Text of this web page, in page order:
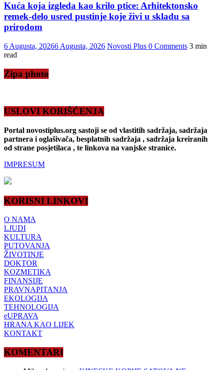
Kuća koja izgleda kao krilo ptice: Arhitektonsko
remek-delo usred pustinje koje živi u skladu sa
prirodom
6 Augusta, 20266 Augusta, 2026 Novosti Plus 0 Comments 3 min
read
Zipa photo
USLOVI KORIŠĆENJA
Portal novostiplus.org sastoji se od vlastitih sadržaja, sadržaja
partnera i oglašivača, besplatnih sadržaja , sadržaja kreiranih
od strane posjetilaca , te linkova na vanjske stranice.
IMPRESUM
KORISNI LINKOVI
O NAMA
LJUDI
KULTURA
PUTOVANJA
ŽIVOTINJE
DOKTOR
KOZMETIKA
FINANSIJE
PRAVNAPITANJA
EKOLOGIJA
TEHNOLOGIJA
eUPRAVA
HRANA KAO LIJEK
KONTAKT
KOMENTARI